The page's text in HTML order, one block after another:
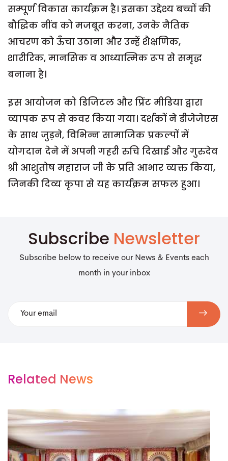
सम्पूर्ण विकास कार्यक्रम है। इसका उद्देश्य बच्चों की
बौद्धिक नींव को मजबूत करना, उनके नैतिक
आचरण को ऊँचा उठाना और उन्हें शैक्षणिक,
शारीरिक, मानसिक व आध्यात्मिक रूप से समृद्ध
बनाना है।
इस आयोजन को डिजिटल और प्रिंट मीडिया द्वारा
व्यापक रूप से कवर किया गया। दर्शकों ने डीजेजेएस
के साथ जुड़ने, विभिन्न सामाजिक प्रकल्पों में
योगदान देने में अपनी गहरी रुचि दिखाई और गुरुदेव
श्री आशुतोष महाराज जी के प्रति आभार व्यक्त किया,
जिनकी दिव्य कृपा से यह कार्यक्रम सफल हुआ।
Subscribe Newsletter
Subscribe below to receive our News & Events each
month in your inbox
Related News